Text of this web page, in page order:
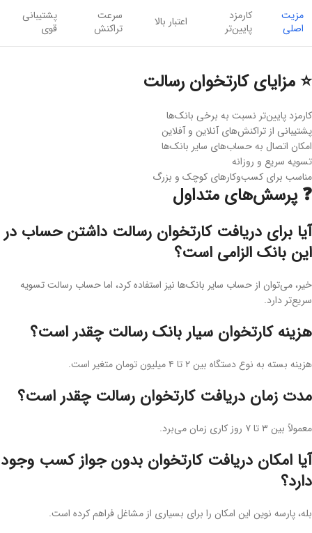
مزیت
اصلی
کارمزد
پایین‌تر
اعتبار بالا
سرعت
تراکنش
پشتیبانی
قوی
⭐ مزایای کارتخوان رسالت
کارمزد پایین‌تر نسبت به برخی بانک‌ها
پشتیبانی از تراکنش‌های آنلاین و آفلاین
امکان اتصال به حساب‌های سایر بانک‌ها
تسویه سریع و روزانه
مناسب برای کسب‌وکارهای کوچک و بزرگ
❓ پرسش‌های متداول
آیا برای دریافت کارتخوان رسالت داشتن حساب در
این بانک الزامی است؟
خیر، می‌توان از حساب سایر بانک‌ها نیز استفاده کرد، اما حساب رسالت تسویه
سریع‌تر دارد.
هزینه کارتخوان سیار بانک رسالت چقدر است؟
هزینه بسته به نوع دستگاه بین ۲ تا ۴ میلیون تومان متغیر است.
مدت زمان دریافت کارتخوان رسالت چقدر است؟
معمولاً بین ۳ تا ۷ روز کاری زمان می‌برد.
آیا امکان دریافت کارتخوان بدون جواز کسب وجود
دارد؟
بله، پارسه نوین این امکان را برای بسیاری از مشاغل فراهم کرده است.